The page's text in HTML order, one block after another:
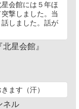
会館には５年ほ
撃しました。当
しました。話が
星会館』
ます（汗）
ネル